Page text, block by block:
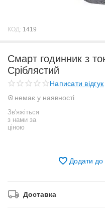
КОД: 1419
Смарт годинник з
Сріблястий
Написати відгук
немає у наявності
Зв'яжіться
з нами за
ціною
Додати до
Доставка